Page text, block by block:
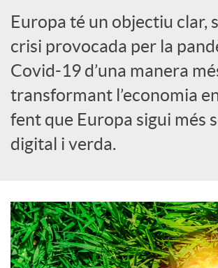
e
s
S
o
c
i
Europa té un objectiu clar,
crisi provocada per la
Covid-19 d’una manera
transformant l’economia
fent que Europa sigui més
digital i verda.